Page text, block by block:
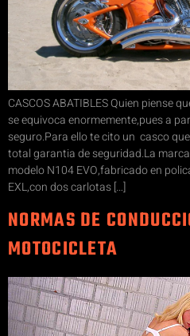
CASCOS ABATIBLES Quien piense
se equivoca enormemente,pues a
seguro.Para ello te cito un casco
total garantia de seguridad.La
modelo N104 EVO,fabricado en
EXL,con dos carlotas […]
NORMAS DE
MOTOCICLETA